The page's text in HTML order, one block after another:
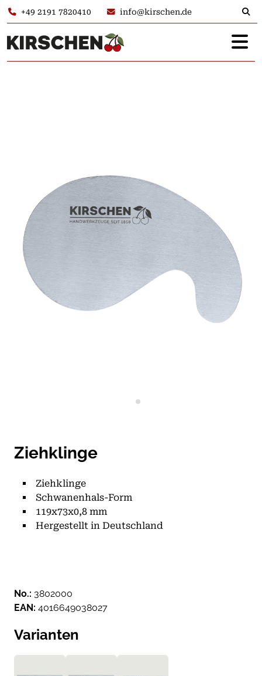
+49 2191 7820410 info@kirschen.de
Ziehklinge
Ziehklinge
Schwanenhals-Form
119x73x0,8 mm
Hergestellt in Deutschland
No.: 3802000
EAN: 4016649038027
Varianten